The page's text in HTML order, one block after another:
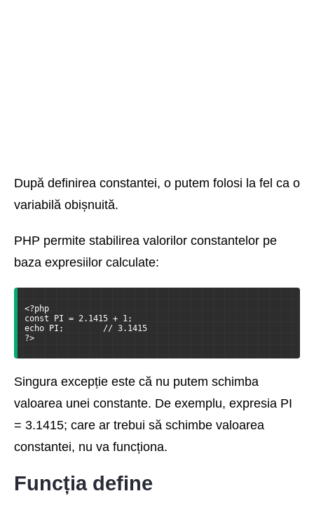
După definirea constantei, o putem folosi la fel ca o
variabilă obișnuită.
PHP permite stabilirea valorilor constantelor pe
baza expresiilor calculate:
<?php
const PI = 2.1415 + 1;
echo PI;        // 3.1415
?>
Singura excepție este că nu putem schimba
valoarea unei constante. De exemplu, expresia PI
= 3.1415; care ar trebui să schimbe valoarea
constantei, nu va funcționa.
Funcția define